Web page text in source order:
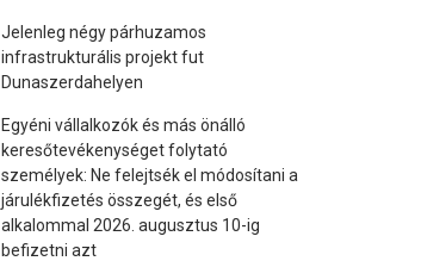
Jelenleg négy párhuzamos
infrastrukturális projekt fut
Dunaszerdahelyen
Egyéni vállalkozók és más önálló
keresőtevékenységet folytató
személyek: Ne felejtsék el módosítani a
járulékfizetés összegét, és első
alkalommal 2026. augusztus 10-ig
befizetni azt